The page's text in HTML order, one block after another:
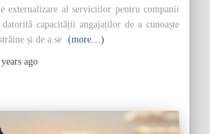
externalizare al serviciilor pentru companii
capacității angajaților de a cunoaște
și de a se (more…)
ago